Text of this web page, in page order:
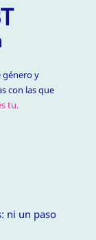
género y
con las que
tu.
ni un paso